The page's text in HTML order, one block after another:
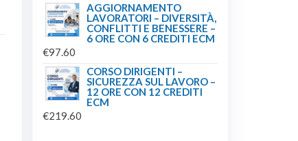
AGGIORNAMENTO
LAVORATORI – DIVERSITÀ,
CONFLITTI E BENESSERE –
6 ORE CON 6 CREDITI ECM
€97.60
CORSO DIRIGENTI –
SICUREZZA SUL LAVORO –
12 ORE CON 12 CREDITI
ECM
€219.60